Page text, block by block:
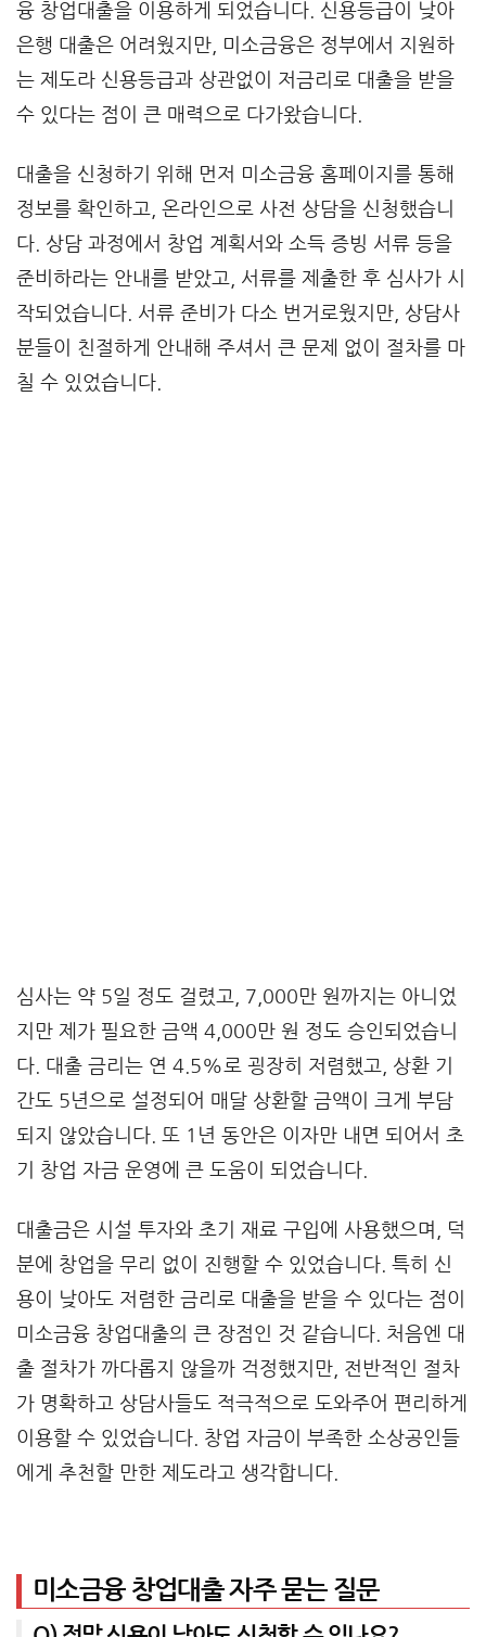
융 창업대출을 이용하게 되었습니다. 신용등급이 낮아
은행 대출은 어려웠지만, 미소금융은 정부에서 지원하
는 제도라 신용등급과 상관없이 저금리로 대출을 받을
수 있다는 점이 큰 매력으로 다가왔습니다.
대출을 신청하기 위해 먼저 미소금융 홈페이지를 통해
정보를 확인하고, 온라인으로 사전 상담을 신청했습니
다. 상담 과정에서 창업 계획서와 소득 증빙 서류 등을
준비하라는 안내를 받았고, 서류를 제출한 후 심사가 시
작되었습니다. 서류 준비가 다소 번거로웠지만, 상담사
분들이 친절하게 안내해 주셔서 큰 문제 없이 절차를 마
칠 수 있었습니다.
심사는 약 5일 정도 걸렸고, 7,000만 원까지는 아니었
지만 제가 필요한 금액 4,000만 원 정도 승인되었습니
다. 대출 금리는 연 4.5%로 굉장히 저렴했고, 상환 기
간도 5년으로 설정되어 매달 상환할 금액이 크게 부담
되지 않았습니다. 또 1년 동안은 이자만 내면 되어서 초
기 창업 자금 운영에 큰 도움이 되었습니다.
대출금은 시설 투자와 초기 재료 구입에 사용했으며, 덕
분에 창업을 무리 없이 진행할 수 있었습니다. 특히 신
용이 낮아도 저렴한 금리로 대출을 받을 수 있다는 점이
미소금융 창업대출의 큰 장점인 것 같습니다. 처음엔 대
출 절차가 까다롭지 않을까 걱정했지만, 전반적인 절차
가 명확하고 상담사들도 적극적으로 도와주어 편리하게
이용할 수 있었습니다. 창업 자금이 부족한 소상공인들
에게 추천할 만한 제도라고 생각합니다.
미소금융 창업대출 자주 묻는 질문